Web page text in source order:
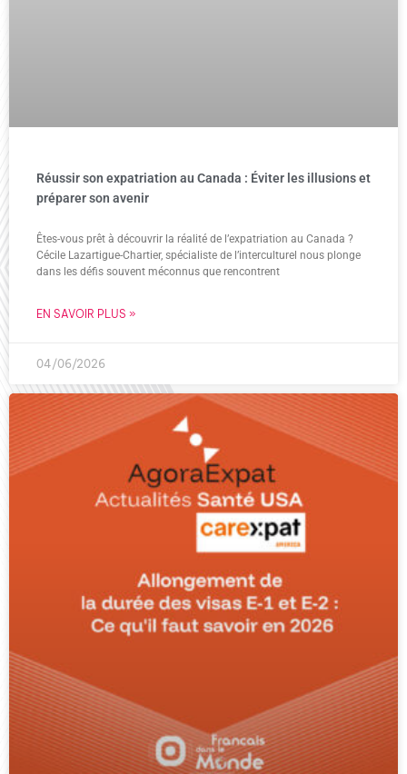
Réussir son expatriation au Canada : Éviter les illusions et
préparer son avenir
Êtes-vous prêt à découvrir la réalité de l’expatriation au Canada ?
Cécile Lazartigue-Chartier, spécialiste de l’interculturel nous plonge
dans les défis souvent méconnus que rencontrent
EN SAVOIR PLUS »
04/06/2026